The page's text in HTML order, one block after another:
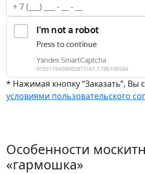
* Нажимая кнопку “Заказать”, Вы
условиями пользовательского
Особенности
«гармошка»